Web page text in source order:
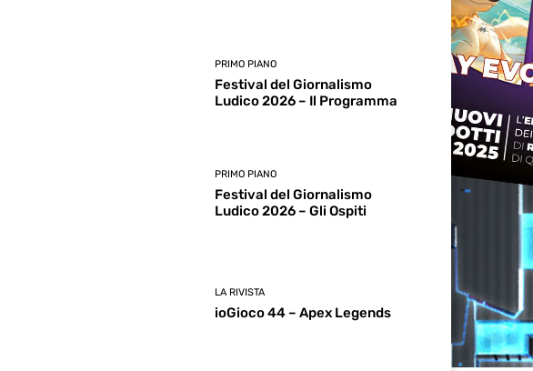
PRIMO PIANO
Festival del Giornalismo
Ludico 2026 – Il Programma
PRIMO PIANO
Festival del Giornalismo
Ludico 2026 – Gli Ospiti
LA RIVISTA
ioGioco 44 – Apex Legends